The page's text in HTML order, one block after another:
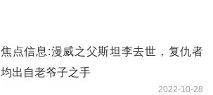
焦点信息:漫威之父斯坦李去世，复仇者
均出自老爷子之手
2022-10-28